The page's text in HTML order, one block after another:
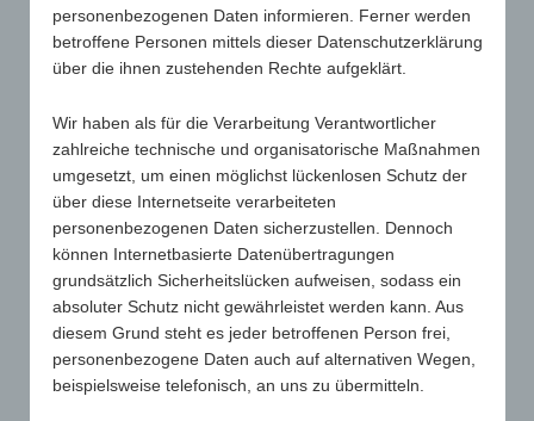
entschieden, dass die wirtschaftliche Überforderung
des Ehemannes durch eine versprochene
Morgengabe nicht zu...
Veräußerung eines Einfamilienhauses nach
Ehescheidung
vonAnja Bleck-Kentgens |Juli 4, 2023|Alle,
personenbezogenen Daten informieren. Ferner werden
betroffene Personen mittels dieser Datenschutzerklärung
über die ihnen zustehenden Rechte aufgeklärt.
Wir haben als für die Verarbeitung Verantwortlicher
zahlreiche technische und organisatorische Maßnahmen
umgesetzt, um einen möglichst lückenlosen Schutz der
über diese Internetseite verarbeiteten
personenbezogenen Daten sicherzustellen. Dennoch
können Internetbasierte Datenübertragungen
grundsätzlich Sicherheitslücken aufweisen, sodass ein
absoluter Schutz nicht gewährleistet werden kann. Aus
diesem Grund steht es jeder betroffenen Person frei,
personenbezogene Daten auch auf alternativen Wegen,
beispielsweise telefonisch, an uns zu übermitteln.